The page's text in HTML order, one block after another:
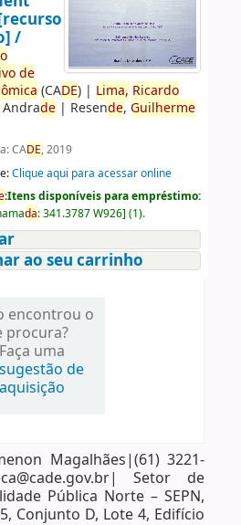
/
de
(CADE)| Lima, Ricardo
de| Resende, Guilherme
CADE, 2019
Clique aqui para acessar online
:Itens disponíveis para empréstimo:
da:341.3787 W926] (1).
ao seu carrinho
encontrou o
procura?
Faça uma
sugestão de
aquisição
Magalhães|(61) 3221-
Setor de
Pública Norte – SEPN,
Conjunto D, Lote 4, Edifício